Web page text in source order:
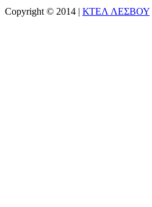
Copyright © 2014 | ΚΤΕΛ ΛΕΣΒΟΥ